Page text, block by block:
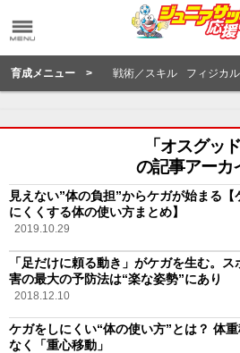
育成メニュー > 戦術／スキル フィジカ
「オスグッド
の記事アーカ
見えない”体の負担”からケガが始まる【
にくくする体の使い方まとめ】
2019.10.29
「足だけに頼る動き」がケガを生む。ス
害の最大の予防法は“楽な姿勢”にあり
2018.12.10
ケガをしにくい“体の使い方”とは？ 体
なく「重心移動」